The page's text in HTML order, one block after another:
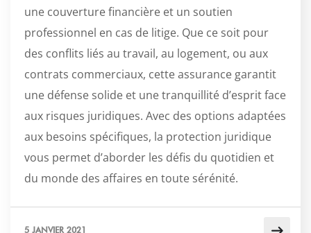
une couverture financière et un soutien
professionnel en cas de litige. Que ce soit pour
des conflits liés au travail, au logement, ou aux
contrats commerciaux, cette assurance garantit
une défense solide et une tranquillité d’esprit face
aux risques juridiques. Avec des options adaptées
aux besoins spécifiques, la protection juridique
vous permet d’aborder les défis du quotidien et
du monde des affaires en toute sérénité.
5 JANVIER 2021